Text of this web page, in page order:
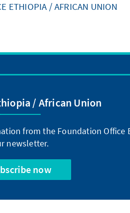
ETHIOPIA / AFRICAN UNION
/ African Union
from the Foundation Office
newsletter.
now